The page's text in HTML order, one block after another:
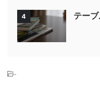
4 テー
-